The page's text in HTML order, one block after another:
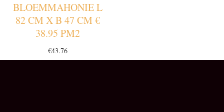
BLOEMMAHONIE L
82 CM X B 47 CM €
38.95 PM2
€43.76